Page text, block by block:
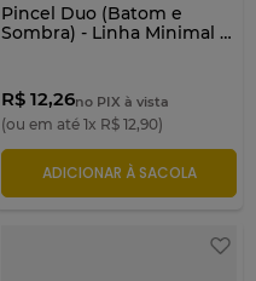
Pincel Duo (Batom e
Sombra) - Linha Minimal -
R$ 12,26no PIX à vista
(ou em até 1x R$ 12,90)
ADICIONAR À SACOLA